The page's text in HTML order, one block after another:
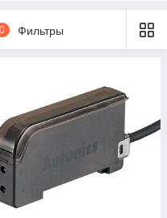
полярности,
замыкания (перегрузки
40 мс (стандартный
Light ON/Dark ON
0 Фильтры